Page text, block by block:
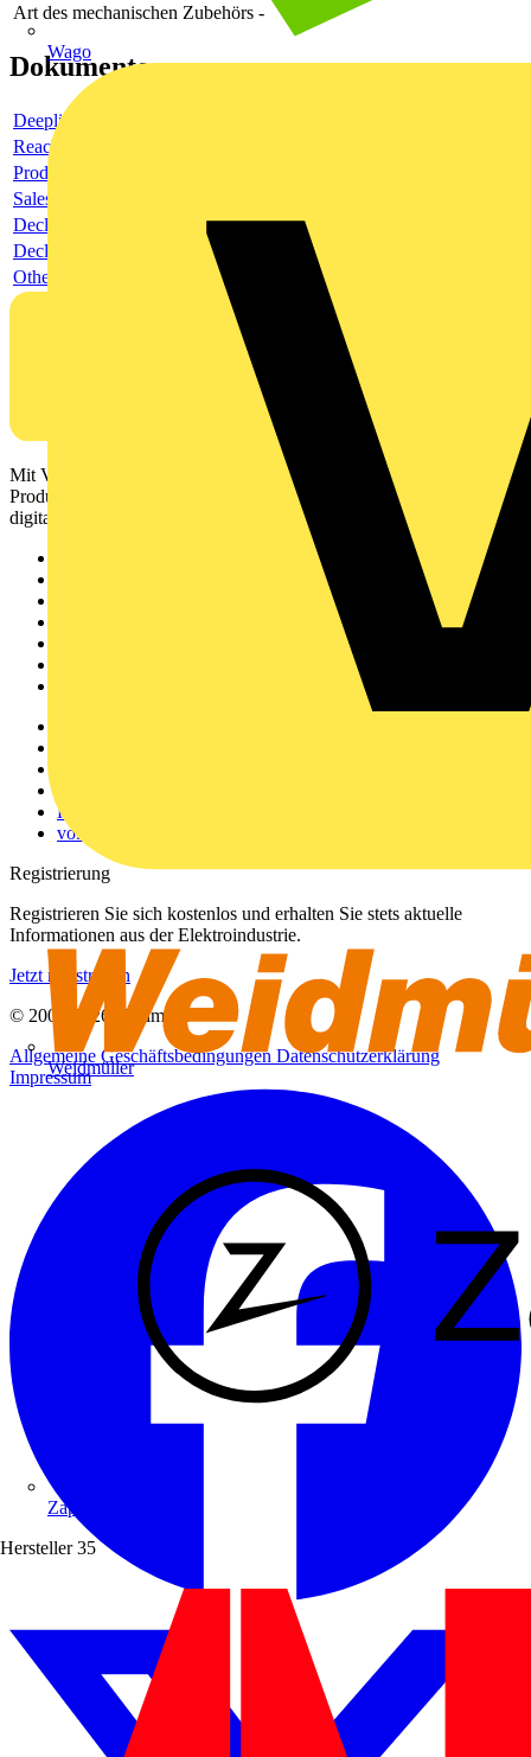
Wago
Weidmüller
Zaptec
Hersteller 35
Art des mechanischen Zubehörs -
Dokumente
Deeplink product page
Reach Declaration URL
Product data sheet
Sales brochure
Declaration RoHS
Declaration EPD
Others
Mit Voltimum erhalten Elektrofachkräfte Zugang zu Branchennews,
Produktinformationen, Schulungen und Tools – alles auf einer
digitalen Plattform und Community.
Häufig gestellte Fragen
voltimum.com
Registrierung
Registrieren Sie sich kostenlos und erhalten Sie stets aktuelle
Informationen aus der Elektroindustrie.
Jetzt registrieren
© 2002-
2026
Voltimum
Allgemeine Geschäftsbedingungen Datenschutzerklärung
Impressum